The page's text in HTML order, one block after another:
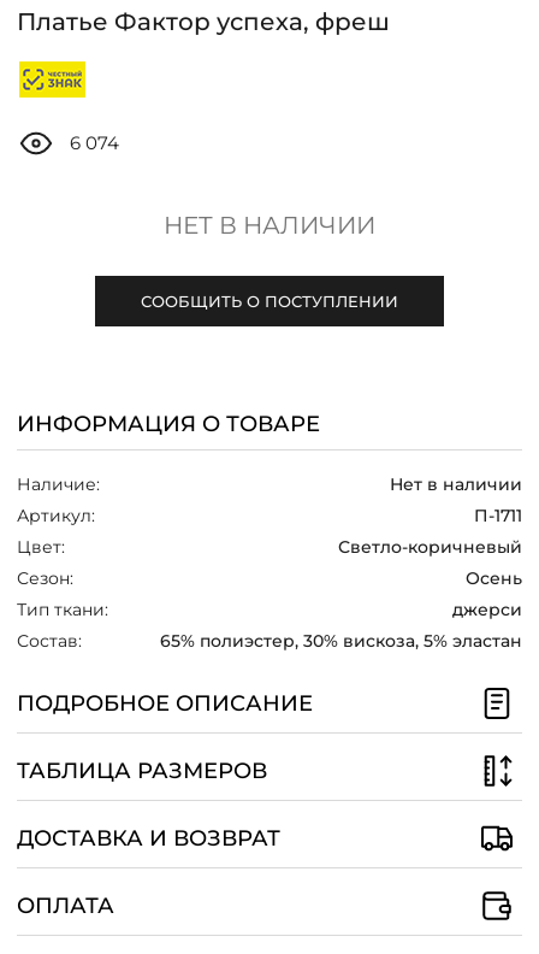
MANAGER@DSTREND.RU
ЗАКАЗАТЬ ЗВОНОК
Платье Фактор успеха, фреш
6 074
НЕТ В НАЛИЧИИ
СООБЩИТЬ О ПОСТУПЛЕНИИ
ИНФОРМАЦИЯ О ТОВАРЕ
Наличие:
Нет в наличии
Артикул:
П-1711
Цвет:
Светло-коричневый
Сезон:
Осень
Тип ткани:
джерси
Состав:
65% полиэстер, 30% вискоза, 5% эластан
ПОДРОБНОЕ ОПИСАНИЕ
ТАБЛИЦА РАЗМЕРОВ
ДОСТАВКА И ВОЗВРАТ
ОПЛАТА